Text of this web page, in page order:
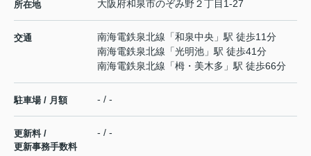
所在地 大阪府和泉市のぞみ野２丁目1-27
交通 南海電鉄泉北線 「和泉中央 」駅 徒歩11分
南海電鉄泉北線 「光明池 」駅 徒歩41分
南海電鉄泉北線 「栂・美木多 」駅 徒歩66分
駐車場 / 月額 - / -
更新料 /
更新事務手数料
- / -